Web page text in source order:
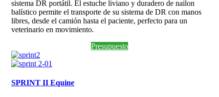
sistema DR portátil. El estuche liviano y duradero de nailon
balístico permite el transporte de su sistema de DR con manos
libres, desde el camión hasta el paciente, perfecto para un
veterinario en movimiento.
Presupuesto
SPRINT II Equine